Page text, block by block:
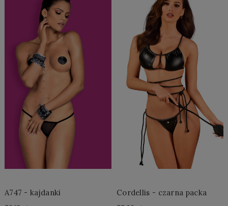
A747 - kajdanki Cordellis - czarna packa